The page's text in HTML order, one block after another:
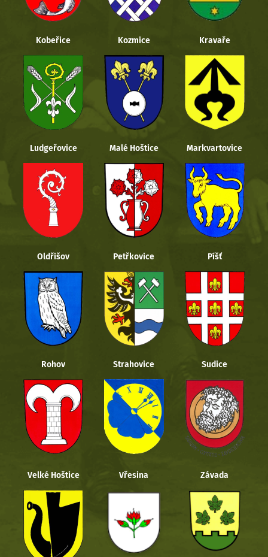
Kobeřice Kozmice Kravaře
Ludgeřovice Malé Hoštice Markvartovice
Oldřišov Petřkovice Píšť
Rohov Strahovice Sudice
Velké Hoštice Vřesina Závada